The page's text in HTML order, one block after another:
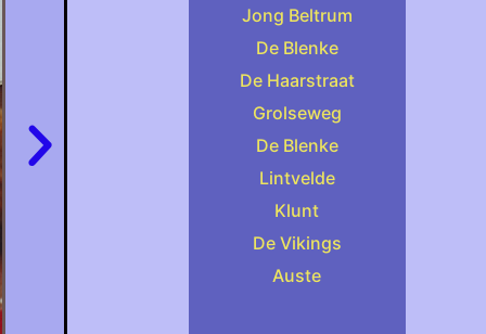
Jong Beltrum
De Blenke
De Haarstraat
Grolseweg
De Blenke
Lintvelde
Klunt
De Vikings
Auste